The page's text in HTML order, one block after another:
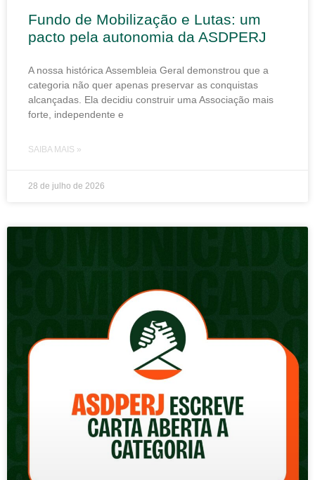
Fundo de Mobilização e Lutas: um
pacto pela autonomia da ASDPERJ
A nossa histórica Assembleia Geral demonstrou que a
categoria não quer apenas preservar as conquistas
alcançadas. Ela decidiu construir uma Associação mais
forte, independente e
SAIBA MAIS »
28 de julho de 2026